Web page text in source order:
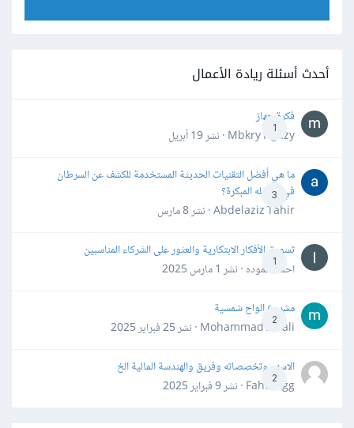
أحدث أسئلة ريادة الأعمال
1
فكرة جهاز
Mbkry Hgazy · نشر
19 أبريل
3
ما هي أفضل التقنيات الحديثة المستخدمة للكشف عن السرطان
في مراحله المبكرة؟
Abdelaziz Tahir · نشر
8 مارس
1
تسويق الأفكار الابتكارية والعثور على الشركاء المناسبين
احمد حموده · نشر 1 مارس 2025
2
مشروع الواح شمسية
Mohammad Awali · نشر
25 فبراير 2025
2
الاسهم وتخصصاته وفريق والهندسة المالية الخ
Fahd Ggg · نشر
9 فبراير 2025